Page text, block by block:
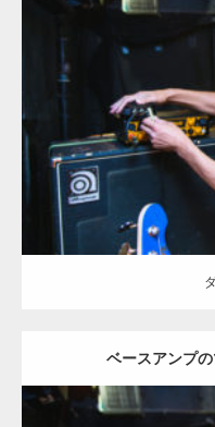
Category:
中
ダウンロード
ベースアンプ